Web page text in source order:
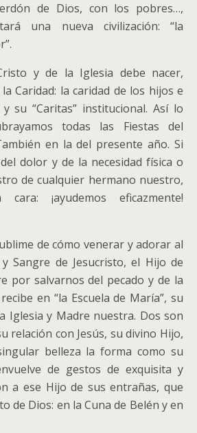
de Dios, con los pobres…,
una nueva civilización: “la
y de la Iglesia debe nacer,
Caridad: la caridad de los hijos e
su “Caritas” institucional. Así lo
todas las Fiestas del
en la del presente año. Si
dolor y de la necesidad física o
de cualquier hermano nuestro,
¡ayudemos eficazmente!
de cómo venerar y adorar al
Sangre de Jesucristo, el Hijo de
por salvarnos del pecado y de la
en “la Escuela de María”, su
Iglesia y Madre nuestra. Dos son
relación con Jesús, su divino Hijo,
belleza la forma como su
de gestos de exquisita y
a ese Hijo de sus entrañas, que
de Dios: en la Cuna de Belén y en